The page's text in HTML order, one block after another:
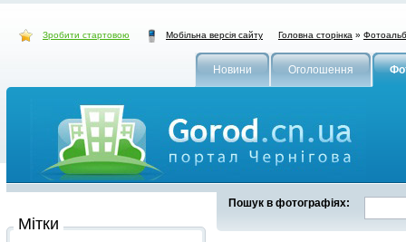
Зробити стартовою Мобільна версія сайту Головна сторінка »
Новини Оголошення
Пошук в фотографіях:
Мітки